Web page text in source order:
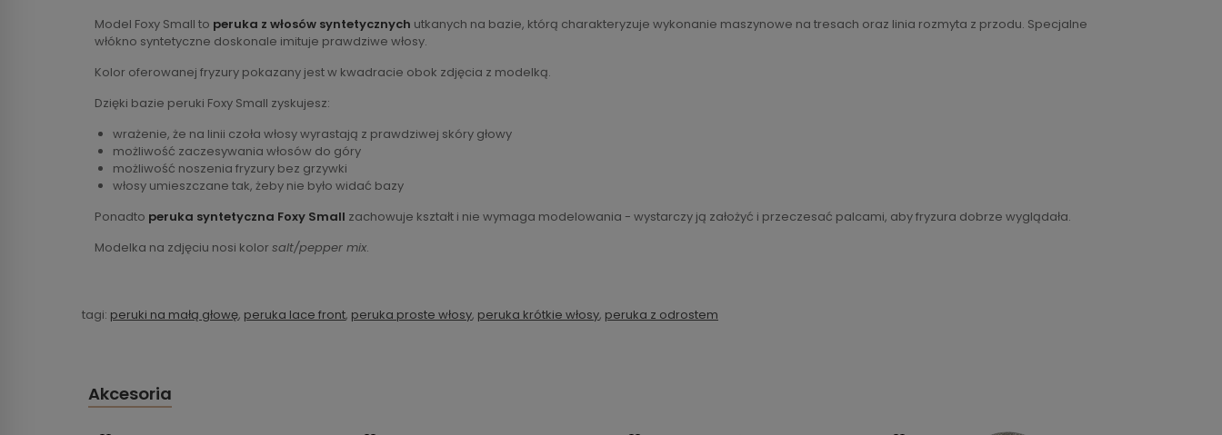
Model Foxy Small to peruka z włosów syntetycznych utkanych na bazie, którą charakteryzuje wykonanie maszynowe na tresach oraz linia rozmyta z przodu. Specjalne
włókno syntetyczne doskonale imituje prawdziwe włosy.
Kolor oferowanej fryzury pokazany jest w kwadracie obok zdjęcia z modelką.
Dzięki bazie peruki Foxy Small zyskujesz:
wrażenie, że na linii czoła włosy wyrastają z prawdziwej skóry głowy
możliwość zaczesywania włosów do góry
możliwość noszenia fryzury bez grzywki
włosy umieszczane tak, żeby nie było widać bazy
Ponadto peruka syntetyczna Foxy Small zachowuje kształt i nie wymaga modelowania - wystarczy ją założyć i przeczesać palcami, aby fryzura dobrze wyglądała.
Modelka na zdjęciu nosi kolor salt/pepper mix.
tagi: peruki na małą głowę, peruka lace front, peruka proste włosy, peruka krótkie włosy, peruka z odrostem
Akcesoria